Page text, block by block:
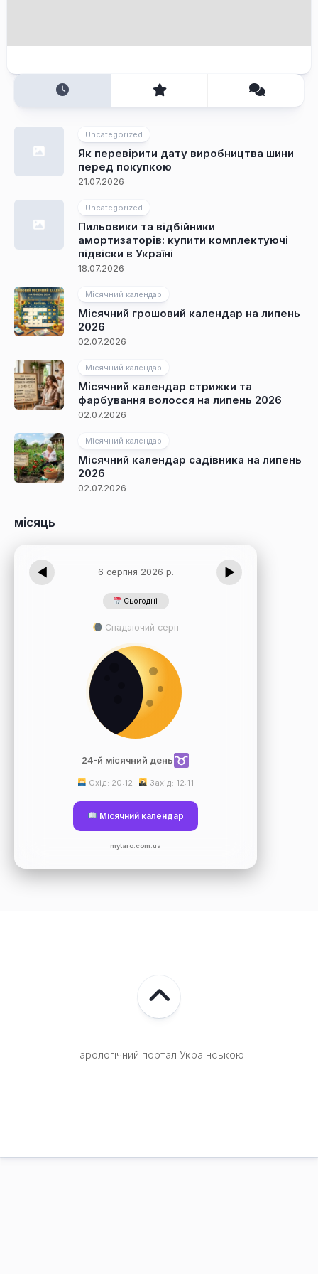
Uncategorized
Як перевірити дату виробництва шини
перед покупкою
21.07.2026
Uncategorized
Пильовики та відбійники
амортизаторів: купити комплектуючі
підвіски в Україні
18.07.2026
Місячний календар
Місячний грошовий календар на липень
2026
02.07.2026
Місячний календар
Місячний календар стрижки та
фарбування волосся на липень 2026
02.07.2026
Місячний календар
Місячний календар садівника на липень
2026
02.07.2026
місяць
◀ 6 серпня 2026 р. ▶
Сьогодні
Спадаючий серп
24-й місячний день
Схід: 20:12 | Захід: 12:11
Місячний календар
mytaro.com.ua
Тарологічний портал Українською